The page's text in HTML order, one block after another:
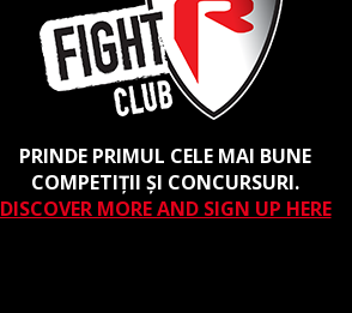
PRINDE PRIMUL CELE MAI BUNE
COMPETIȚII ȘI CONCURSURI.
DISCOVER MORE AND SIGN UP HERE